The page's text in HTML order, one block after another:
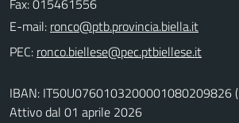
E-mail:
PEC:
IBAN: IT50U0760103200001080209826
Attivo dal 01 aprile 2026